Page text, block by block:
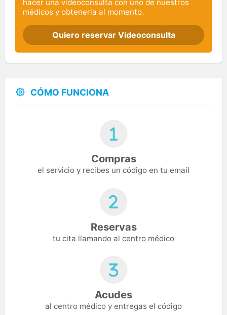
hacer una videoconsulta con uno de nuestros
médicos y obtenerla al momento.
Quiero reservar Videoconsulta
CÓMO FUNCIONA
Compras
el servicio y recibes un código en tu email
Reservas
tu cita llamando al centro médico
Acudes
al centro médico y entregas el código